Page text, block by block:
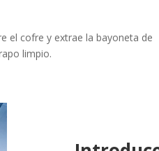
el cofre y extrae labayoneta de
limpio.